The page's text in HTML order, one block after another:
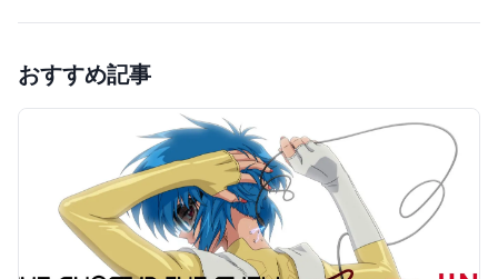
おすすめ記事